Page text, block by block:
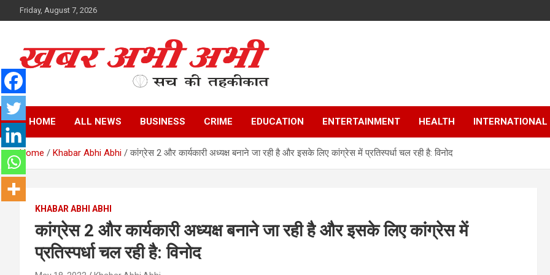
to
Friday, August 7, 2026
खबर अभी अभी
सच की तहकीकात
HOME ALL NEWS BUSINESS CRIME EDUCATION ENTERTAINMENT HEALTH INTERNATIONAL
Home Khabar Abhi Abhi कांग्रेस 2 और कार्यकारी अध्यक्ष बनाने जा रही है और इसके लिए कांग्रेस में प्रतिस्पर्धा चल रही है: विनोद
KHABAR ABHI ABHI
कांग्रेस 2 और कार्यकारी अध्यक्ष बनाने जा रही है और इसके लिए कांग्रेस में
प्रतिस्पर्धा चल रही है: विनोद